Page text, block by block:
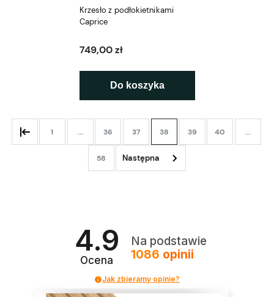
Krzesło z podłokietnikami
Caprice
749,00 zł
Do koszyka
1 ... 36 37 38 39 40 ...
58
4.9
Ocena
Na podstawie
1086 opinii
Jak zbieramy opinie?